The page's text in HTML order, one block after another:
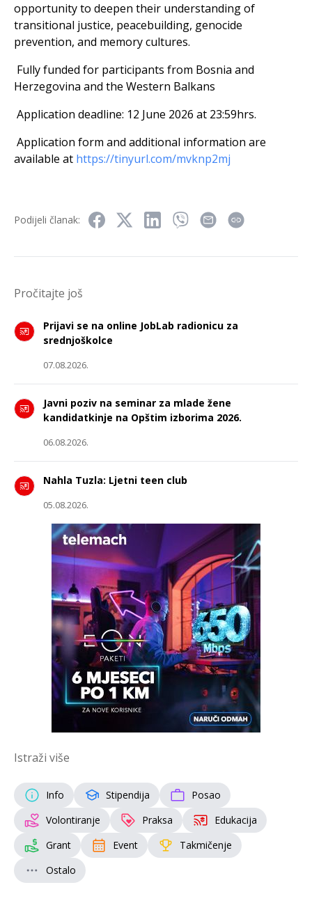
opportunity to deepen their understanding of
transitional justice, peacebuilding, genocide
prevention, and memory cultures.
Fully funded for participants from Bosnia and
Herzegovina and the Western Balkans
Application deadline: 12 June 2026 at 23:59hrs.
Application form and additional information are
available at https://tinyurl.com/mvknp2mj
Podijeli članak:
Pročitajte još
Prijavi se na online JobLab radionicu za
srednjoškolce
07.08.2026.
Javni poziv na seminar za mlade žene
kandidatkinje na Opštim izborima 2026.
06.08.2026.
Nahla Tuzla: Ljetni teen club
05.08.2026.
Istraži više
Info Stipendija
Posao
Volontiranje
Praksa
Edukacija
Grant
Event
Takmičenje
Ostalo